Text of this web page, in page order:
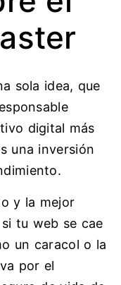
sola idea, que
digital más
una inversión
y la mejor
tu web se cae
un caracol o la
por el